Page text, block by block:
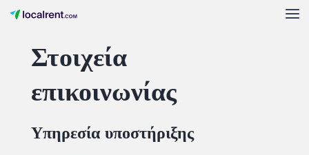
Στοιχεία
επικοινωνίας
Υπηρεσία υποστήριξης